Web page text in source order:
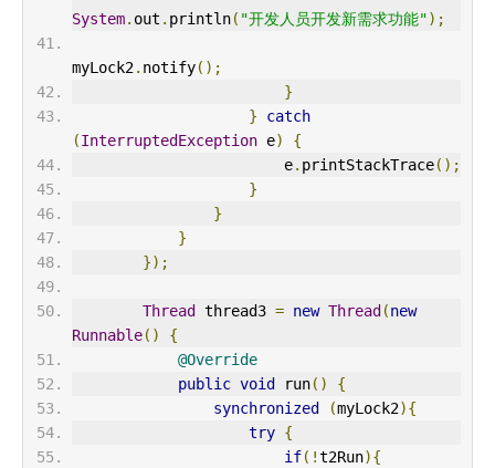
System. out . println( "开发人员开发新需求功能");
myLock2. notify();
}
}
catch
(InterruptedException e)
{
                        e
. printStackTrace();
}
}
}
});
Thread thread3 = new Thread (new
Runnable()
{
@Override
public void run()
{
synchronized
(myLock2){
try {
if(!t2Run){